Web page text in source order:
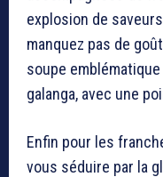
explosion de
manquez pas de
soupe
galanga, avec une
Enfin pour les
vous séduire par la